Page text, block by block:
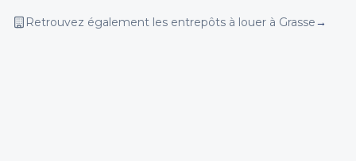
Retrouvez également les entrepôts à louer à Grasse→